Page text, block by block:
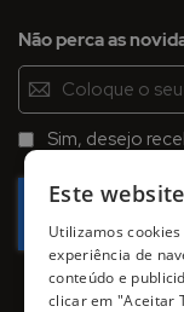
Não perca as
Inscreva-
se
na
Newsletter:
Sim, desejo
Este
Utilizamos
experiência de
conteúdo e
clicar em "Aceitar